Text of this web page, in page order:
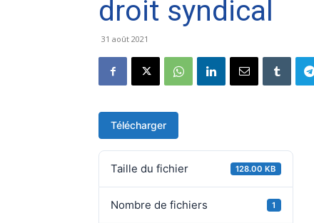
droit syndical
31 août 2021
Télécharger
Taille du fichier 128.00 KB
Nombre de fichiers 1